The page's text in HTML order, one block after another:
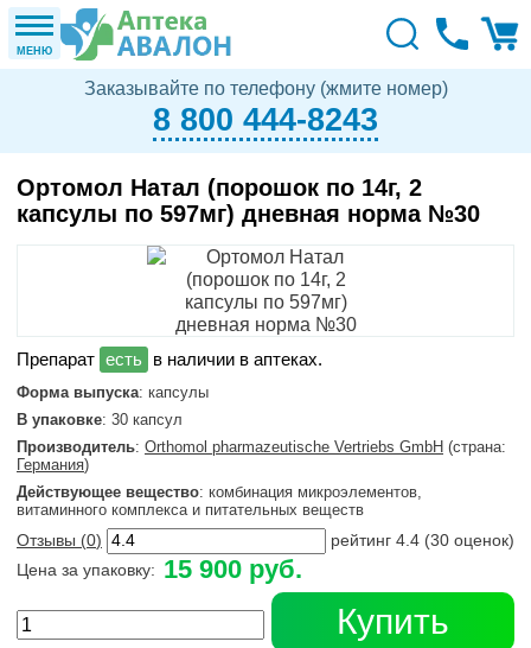
МЕНЮ
Заказывайте по телефону (жмите номер)
8 800 444-8243
Ортомол Натал (порошок по 14г, 2
капсулы по 597мг) дневная норма №30
в наличии в аптеках.
Форма выпуска: капсулы
В упаковке: 30 капсул
Производитель: Orthomol pharmazeutische Vertriebs GmbH (страна:
Германия)
Действующее вещество: комбинация микроэлементов,
витаминного комплекса и питательных веществ
Отзывы (0) рейтинг 4.4 (30 оценок)
Цена за упаковку: 15 900 руб.
Купить